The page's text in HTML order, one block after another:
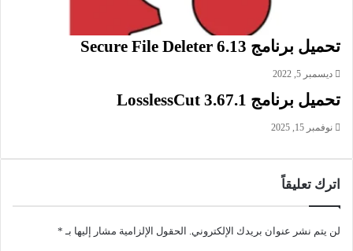
وقويته . فهو تطبيق بسيط وفعال في التقاط والتحرير، بل هو أداة
احترافية في متناول الجميع من مبتدئين ومحترفين على السواء. لقد
Smart Player إضافة القيام بالعديد من إصلاحات العيوب والمزيد من
سهولة أثناء إضافة السرد الصوتي أوإرفاقه بالفيديو واعتماد ساعة
توقيت (ومراقبة إحصاءات الحفظ اختياريا ) وضبط الصوت واستخدام
يتميز برنامج كامتاسيا ستوديو أيضا بواجهته البسيطة والواضحة
تتوافق مع طبيعة عمل البرنامج يستطيع من خلالها المستخدم تحرير
تحميل برنامج Secure File Deleter 6.13
ديسمبر 5, 2022
تحميل برنامج LosslessCut 3.67.1
نوفمبر 15, 2025
اترك تعليقاً
لن يتم نشر عنوان بريدك الإلكتروني. الحقول الإلزامية مشار إليها بـ *